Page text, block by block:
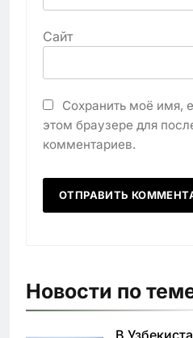
Сайт
Сохранить моё имя,
этом браузере для
комментариев.
Новости по